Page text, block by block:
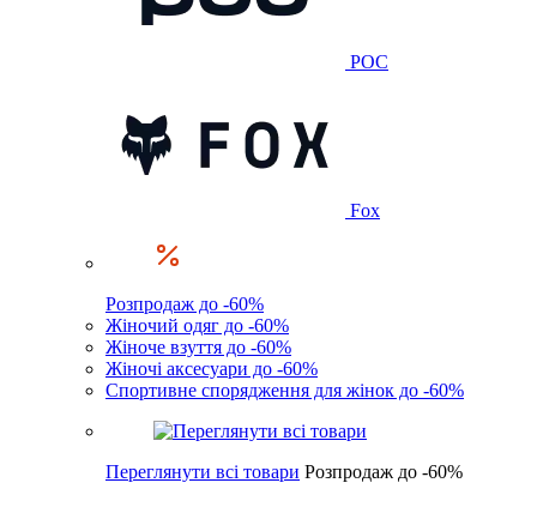
POC
Fox
Розпродаж до -60%
Жіночий одяг до -60%
Жіноче взуття до -60%
Жіночі аксесуари до -60%
Спортивне спорядження для жінок до -60%
Переглянути всі товари Розпродаж до -60%